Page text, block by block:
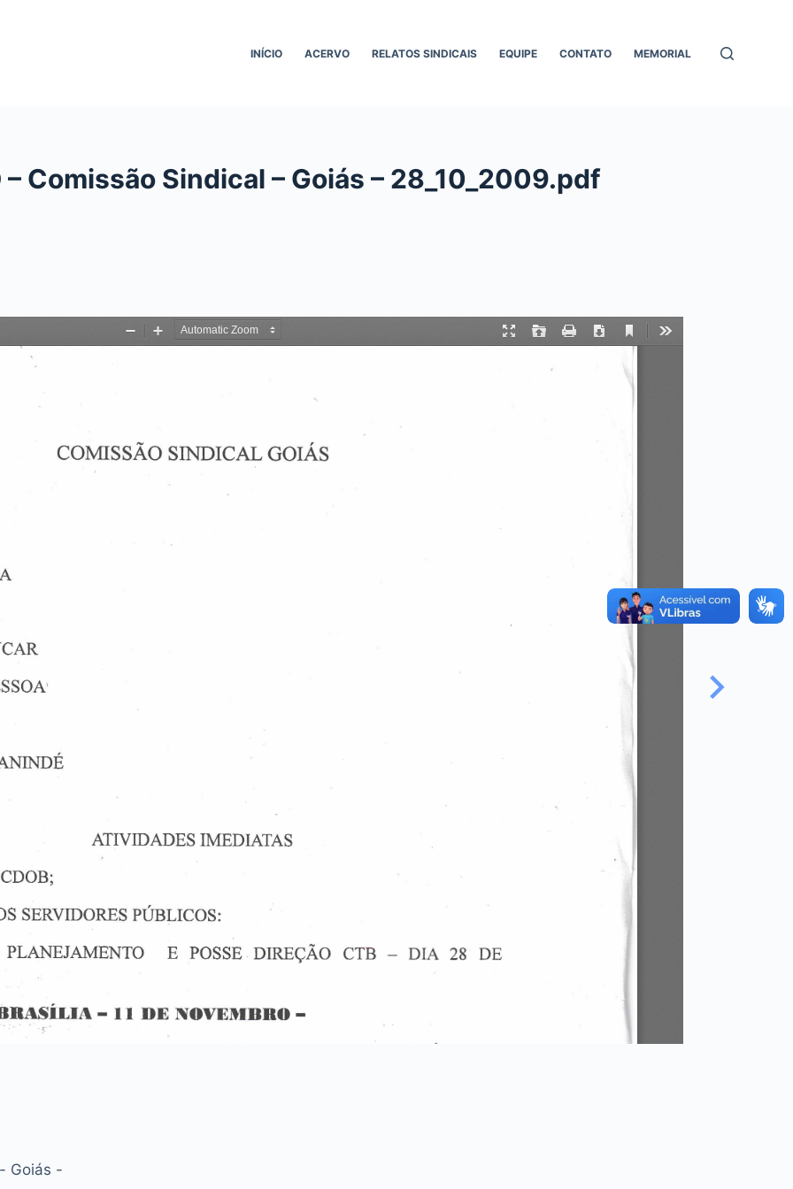
INÍCIO ACERVO RELATOS SINDICAIS EQUIPE CONTATO MEMORIAL
Comissão Sindical – Goiás – 28_10_2009.pdf
Goiás -